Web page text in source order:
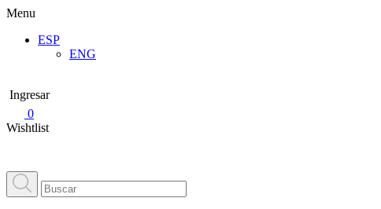
Menu
ESP
ENG
Ingresar
0
Wishtlist